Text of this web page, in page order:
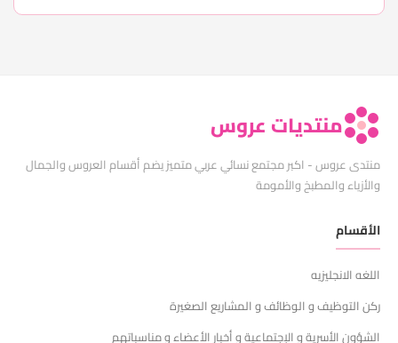
منتديات عروس
منتدى عروس - اكبر مجتمع نسائي عربي متميز يضم أقسام العروس والجمال
والأزياء والمطبخ والأمومة
الأقسام
اللغه الانجليزيه
ركن التوظيف و الوظائف و المشاريع الصغيرة
الشؤون الأسرية و الإجتماعية و أخبار الأعضاء و مناسباتهم